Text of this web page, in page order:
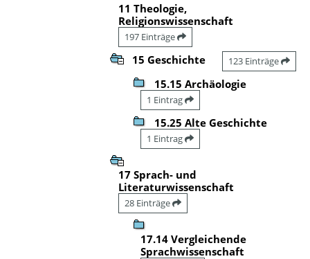
11 Theologie,
Religionswissenschaft
197 Einträge
15 Geschichte 123 Einträge
15.15 Archäologie
1 Eintrag
15.25 Alte Geschichte
1 Eintrag
17 Sprach- und
Literaturwissenschaft
28 Einträge
17.14 Vergleichende
Sprachwissenschaft